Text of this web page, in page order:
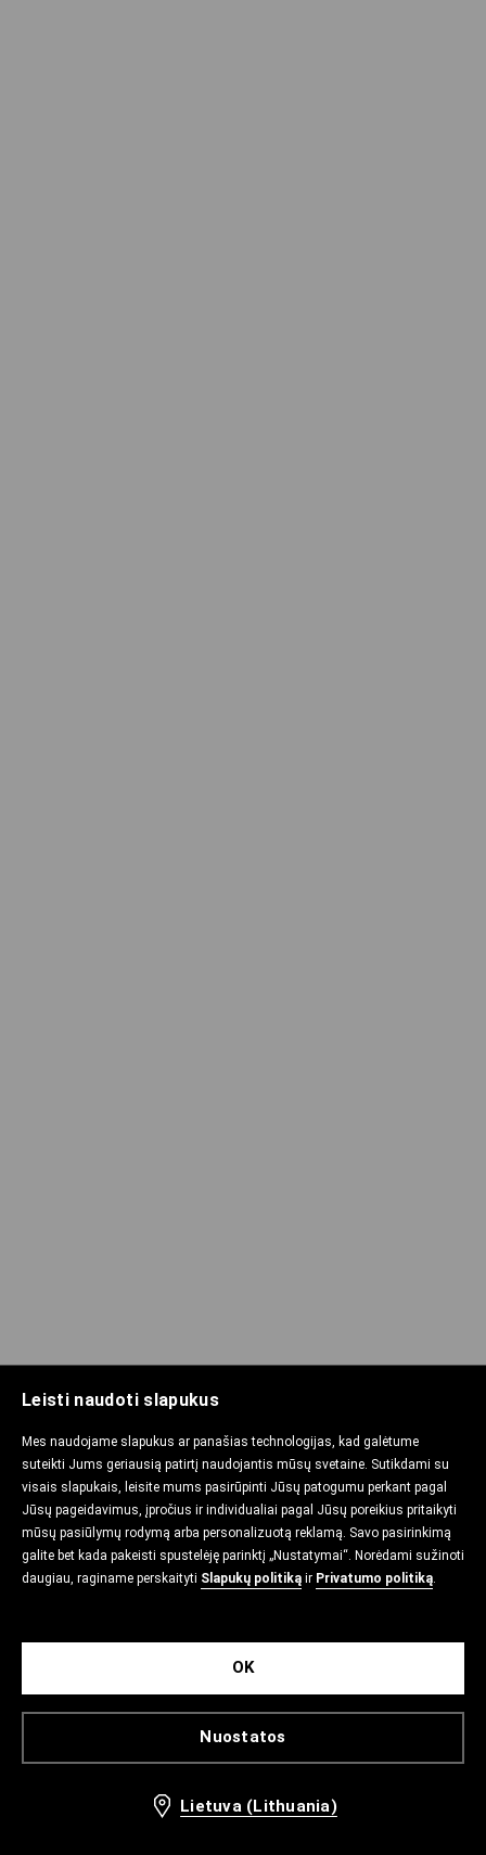
Leisti naudoti slapukus
Mes naudojame slapukus ar panašias technologijas, kad galėtume
suteikti Jums geriausią patirtį naudojantis mūsų svetaine. Sutikdami su
visais slapukais, leisite mums pasirūpinti Jūsų patogumu perkant pagal
Jūsų pageidavimus, įpročius ir individualiai pagal Jūsų poreikius pritaikyti
mūsų pasiūlymų rodymą arba personalizuotą reklamą. Savo pasirinkimą
galite bet kada pakeisti spustelėję parinktį „Nustatymai“. Norėdami sužinoti
daugiau, raginame perskaityti Slapukų politiką ir Privatumo politiką.
Nuostatos
OK
Lietuva (Lithuania)